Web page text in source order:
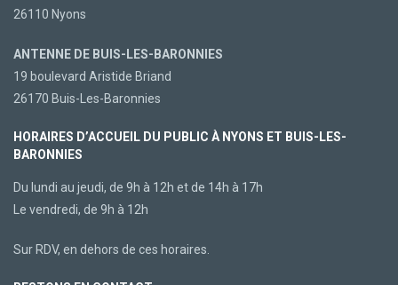
26110 Nyons
ANTENNE DE BUIS-LES-BARONNIES
19 boulevard Aristide Briand
26170 Buis-Les-Baronnies
HORAIRES D’ACCUEIL DU PUBLIC À NYONS ET BUIS-LES-
BARONNIES
Du lundi au jeudi, de 9h à 12h et de 14h à 17h
Le vendredi, de 9h à 12h
Sur RDV, en dehors de ces horaires.